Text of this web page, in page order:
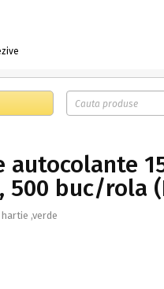
autocolante
500 buc/rola
,verde